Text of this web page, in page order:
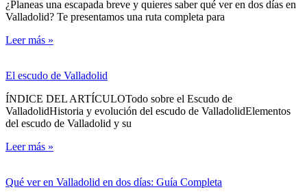
¿Planeas una escapada breve y quieres saber qué ver en dos días en
Valladolid? Te presentamos una ruta completa para
Leer más »
El escudo de Valladolid
ÍNDICE DEL ARTÍCULOTodo sobre el Escudo de
ValladolidHistoria y evolución del escudo de ValladolidElementos
del escudo de Valladolid y su
Leer más »
Qué ver en Valladolid en dos días: Guía Completa